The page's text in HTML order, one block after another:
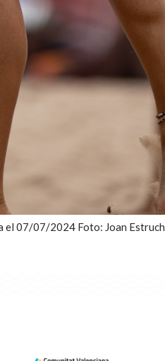
el 07/07/2024 Foto: Joan Estruch